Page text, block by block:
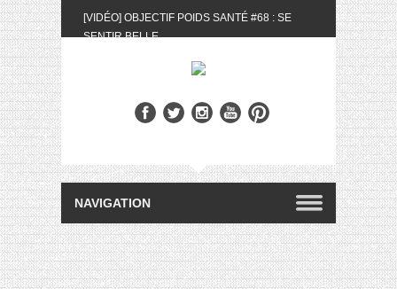
[VIDÉO] OBJECTIF POIDS SANTÉ #68 : SE
SENTIR BELLE
BIOTYFULL BOX DU MOIS DE MAI 2024 FEAT.
[VIDÉO] QUITOQUE #10 : MEAL PREP &
CONVIVIALITÉ
[VIDÉO] UNBOXING : LES MY LITTLE &
BIOTYFULL BOX DU MOIS D’AVRIL 2024
FEAT. AKILA
[VIDÉO] OBJECTIF POIDS SANTÉ #67 : L’AVIS
DES AUTRES, CE N’EST QUE LA VIE DES